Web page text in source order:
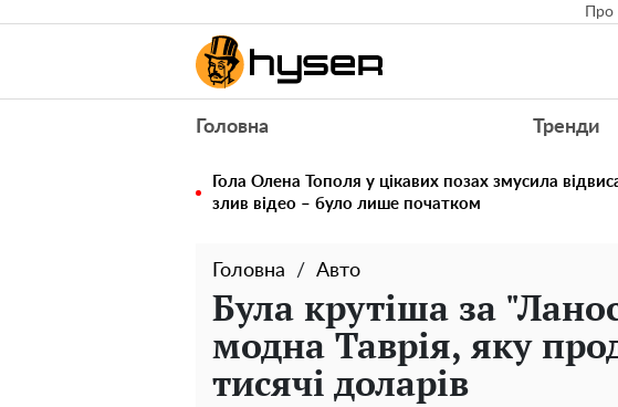
Головна Тренди
Гола Олена Тополя у цікавих позах змусила
злив відео – було лише початком
Головна Авто
Була крутіша за
модна Таврія, яку
тисячі доларів